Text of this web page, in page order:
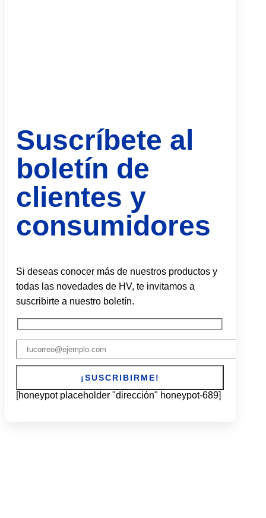
Suscríbete al
boletín de
clientes y
consumidores
Si deseas conocer más de nuestros productos y
todas las novedades de HV, te invitamos a
suscribirte a nuestro boletín.
[honeypot placeholder "dirección" honeypot-689]